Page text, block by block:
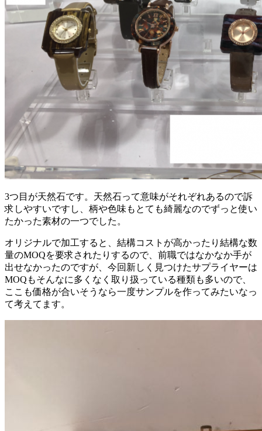
3つ目が天然石です。天然石って意味がそれぞれあるので訴
求しやすいですし、柄や色味もとても綺麗なのでずっと使い
たかった素材の一つでした。
オリジナルで加工すると、結構コストが高かったり結構な数
量のMOQを要求されたりするので、前職ではなかなか手が
出せなかったのですが、今回新しく見つけたサプライヤーは
MOQもそんなに多くなく取り扱っている種類も多いので、
ここも価格が合いそうなら一度サンプルを作ってみたいなっ
て考えてます。